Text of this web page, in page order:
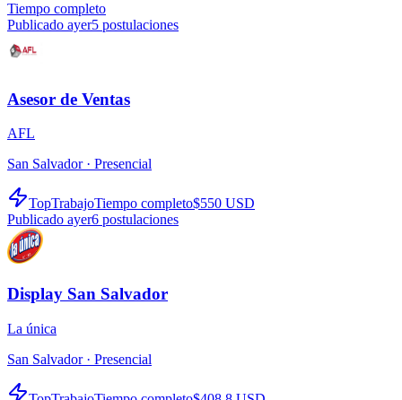
Tiempo completo
Publicado ayer5 postulaciones
Asesor de Ventas
AFL
San Salvador · Presencial
TopTrabajoTiempo completo$550 USD
Publicado ayer6 postulaciones
Display San Salvador
La única
San Salvador · Presencial